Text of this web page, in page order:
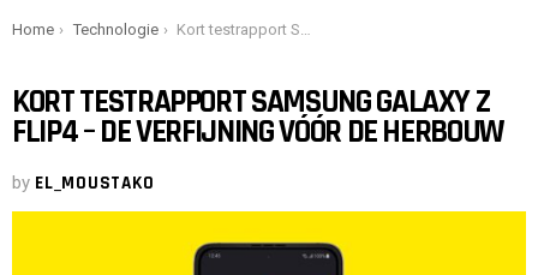
You are here:
Home Technologie Kort testrapport Samsung Galaxy Z Flip4 – De verfijning vóór de herbouw
KORT TESTRAPPORT SAMSUNG GALAXY Z
FLIP4 – DE VERFIJNING VÓÓR DE HERBOUW
by EL_MOUSTAKO